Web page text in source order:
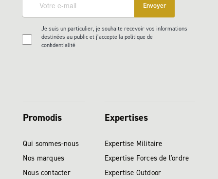
Envoyer
Je suis un particulier, je souhaite recevoir vos informations
destinées au public et j’accepte la politique de
confidentialité
Promodis
Qui sommes-nous
Nos marques
Nous contacter
Expertises
Expertise Militaire
Expertise Forces de l'ordre
Expertise Outdoor